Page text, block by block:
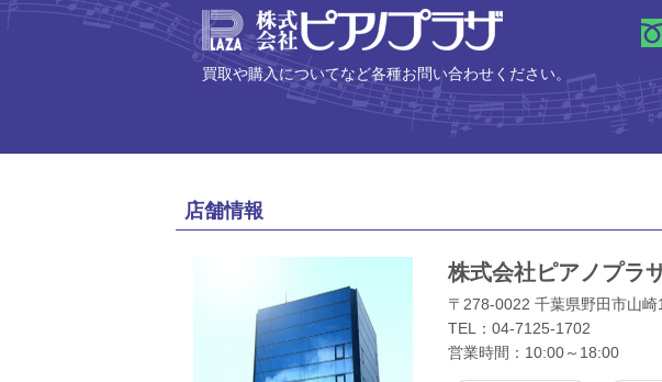
株式会社ピアノプラ
買取や購入についてなど各種お問い合わせください。
店舗情報
株式会社ピアノプラ
〒278-0022 千葉県野田市山崎
TEL： 04-7125-1702
営業時間：10:00～18:00